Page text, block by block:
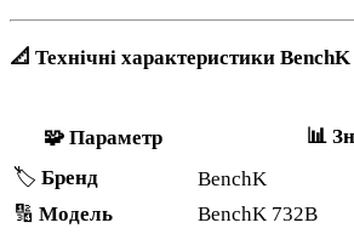
📐 Технічні характеристики
🧩 Параметр 📊
🏷️ Бренд
BenchK
🔢 Модель
BenchK 732B